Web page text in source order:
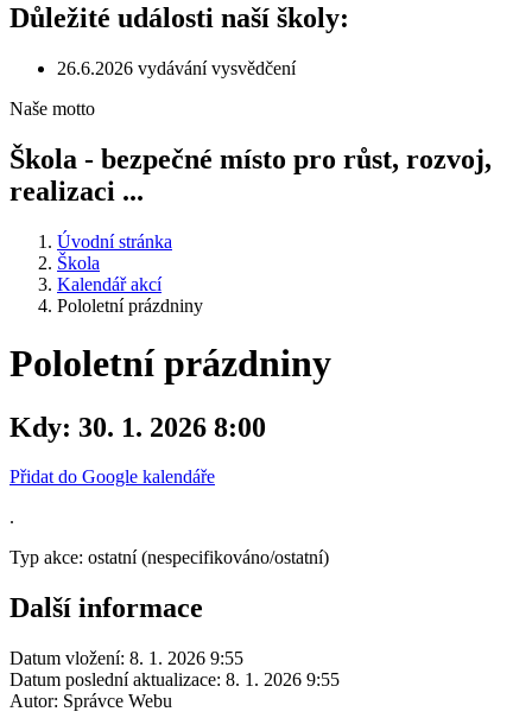
Důležité události naší školy:
26.6.2026 vydávání vysvědčení
Naše motto
Škola - bezpečné místo pro růst, rozvoj,
realizaci ...
Úvodní stránka
Škola
Kalendář akcí
Pololetní prázdniny
Pololetní prázdniny
Kdy: 30. 1. 2026 8:00
Přidat do Google kalendáře
.
Typ akce: ostatní (nespecifikováno/ostatní)
Další informace
Datum vložení: 8. 1. 2026 9:55
Datum poslední aktualizace: 8. 1. 2026 9:55
Autor: Správce Webu